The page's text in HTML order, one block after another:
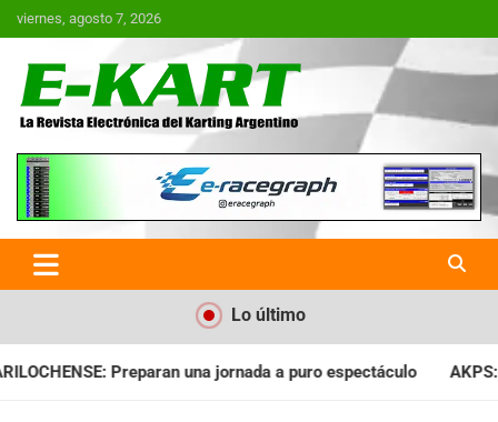
Saltar
al
viernes, agosto 7, 2026
E-Kart.com.ar | La Revista
Electrónica del Karting en
Argentina
Lo último
a puro espectáculo AKPS: Intervino la IGJ y oficializó el